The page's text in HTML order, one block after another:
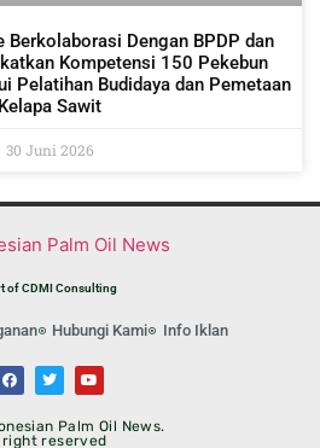
Berkolaborasi Dengan BPDP dan
Kompetensi 150 Pekebun
Pelatihan Budidaya dan Pemetaan
Kelapa Sawit
30 Juni 2026
of CDMI Consulting
Hubungi Kami Info Iklan
Palm Oil News.
right reserved